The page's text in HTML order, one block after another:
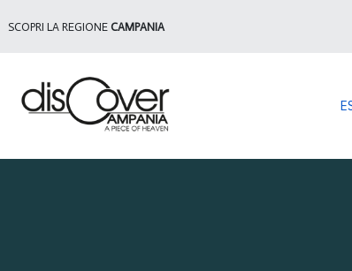
SCOPRI LA REGIONE CAMPANIA